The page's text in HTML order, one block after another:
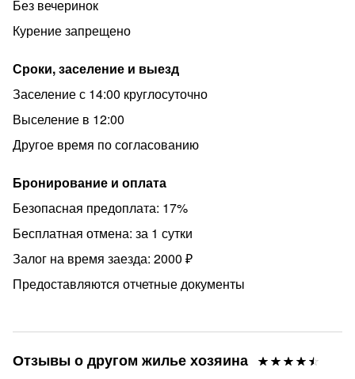
При заезде необходимо внести залог в размере 2000
рублей и предъявить действительное удостоверение
КВАРТИРА НЕ СДАЕТСЯ ПОД МЕРОПРИЯТИЯ
ЛЮБОГО ФОРМАТА!
Северо-запад Челябинска, с развитой
инфраструктурой. Недалеко улицы – Бейвеля,
Салавата Юлаева, Чичерина, проспект Победы.
Рядом есть буквально всё - продуктовые магазины,
аптечные пункты, кафе.
Учебные заведения:
Южно-Уральский технологический университет - ЮУтУ
(Комсомольский просп, 113А)
Челябинский государственный университет - ЧелГУ
Ледовая арена "Трактор" (250-летия Челябинска, 38)
Без вечеринок
Курение запрещено
Сроки, заселение и выезд
Заселение с 14:00 круглосуточно
Выселение в 12:00
Другое время по согласованию
Бронирование и оплата
Безопасная предоплата: 17%
Бесплатная отмена: за 1 сутки
Залог на время заезда: 2000 ₽
Предоставляются отчетные документы
Отзывы о другом жилье хозяина